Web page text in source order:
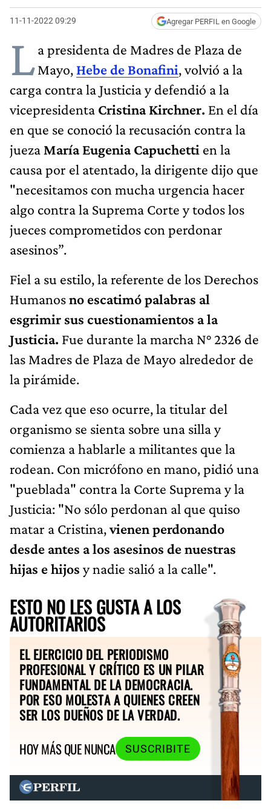
11-11-2022 09:29 Agregar PERFIL en Google
La presidenta de Madres de Plaza de
Mayo, Hebe de Bonafini, volvió a la
carga contra la Justicia y defendió a la
vicepresidenta Cristina Kirchner. En el día
en que se conoció la recusación contra la
jueza María Eugenia Capuchetti en la
causa por el atentado, la dirigente dijo que
"necesitamos con mucha urgencia hacer
algo contra la Suprema Corte y todos los
jueces comprometidos con perdonar
asesinos”.
Fiel a su estilo, la referente de los Derechos
Humanosno escatimó palabras al
esgrimir sus cuestionamientos a la
Justicia. Fue durante la marcha N° 2326 de
las Madres de Plaza de Mayo alrededor de
la pirámide.
Cada vez que eso ocurre, la titular del
organismo se sienta sobre una silla y
comienza a hablarle a militantes que la
rodean. Con micrófono en mano, pidió una
"pueblada" contra la Corte Suprema y la
Justicia: "No sólo perdonan al que quiso
matar a Cristina,vienen perdonando
desde antes a los asesinos de nuestras
hijas e hijos y nadie salió a la calle".
ESTO NO LES GUSTA A LOS
AUTORITARIOS
EL EJERCICIO DEL PERIODISMO
PROFESIONAL Y CRÍTICO ES UN PILAR
FUNDAMENTAL DE LA DEMOCRACIA.
POR ESO MOLESTA A QUIENES CREEN
SER LOS DUEÑOS DE LA VERDAD.
HOY MÁS QUE NUNCA
SUSCRIBITE